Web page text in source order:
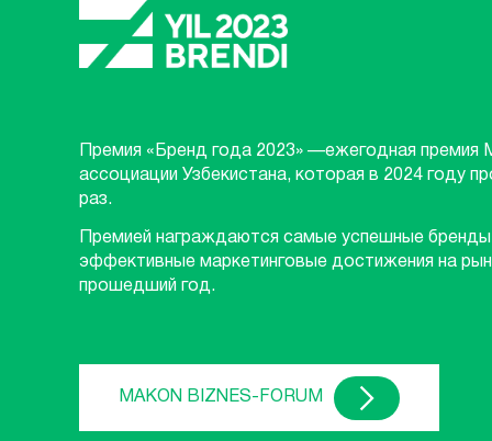
Премия «Бренд года 2023» —ежегодная премия
ассоциации Узбекистана, которая в 2024 году
раз.
Премией награждаются самые успешные
эффективные маркетинговые достижения на
прошедший год.
MAKON BIZNES-FORUM